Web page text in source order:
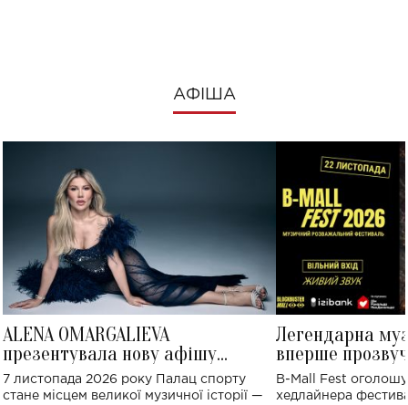
АФІША
ALENA OMARGALIEVA
презентувала нову афішу
великого концерту в Палаці
спорту
7 листопада 2026 року Палац спорту
стане місцем великої музичної історії —
Легендарна
вперше
Україні: де
B-Mall Fest
хедлайнера